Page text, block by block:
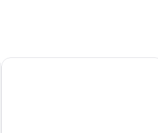
โรงแรมมาวิโน